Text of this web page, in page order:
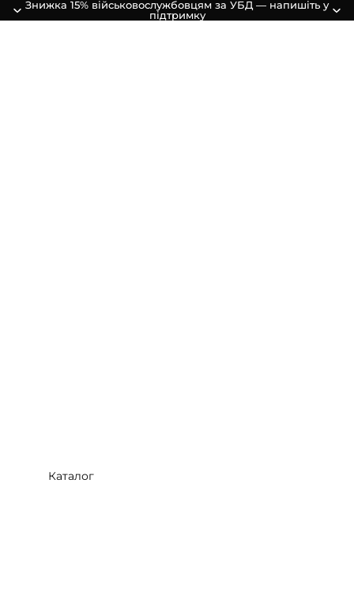
Знижка 15% військовослужбовцям за УБД — напишіть у
підтримку
Каталог